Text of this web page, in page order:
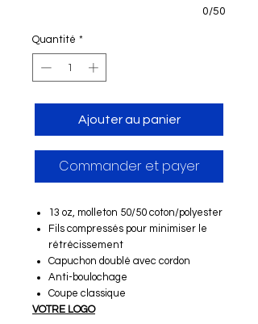
0/50
Quantité *
Ajouter au panier
Commander et payer
13 oz, molleton 50/50 coton/polyester
Fils compressés pour minimiser le
rétrécissement
Capuchon doublé avec cordon
Anti-boulochage
Coupe classique
VOTRE LOGO